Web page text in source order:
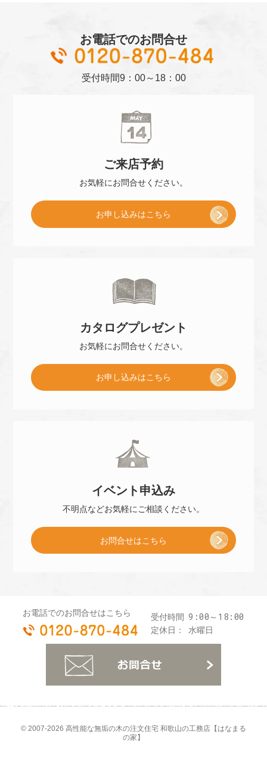
お電話でのお問合せ
受付時間9：00～18：00
ご来店予約
お気軽にお問合せください。
予
お申し込みはこちら
カタログプレゼント
お気軽にお問合せください。
プ
ゼ
お申し込みはこちら
イベント 申込み
不明点などお気軽に ご相談ください。
お問合せはこちら
お電話でのお問合せはこちら
0120-870-484
受付時間 9:00～18:00
定休日： 水曜日
© 2007-2026 高性能な無垢の木の注文住宅 和歌山の工務店【はなまる
の家】